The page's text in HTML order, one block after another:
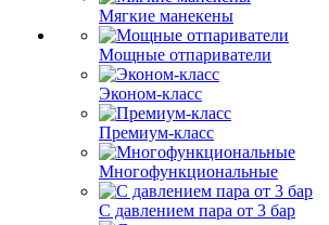
Мягкие манекены
Мощные отпариватели
Эконом-класс
Премиум-класс
Многофункциональные
С давлением пара от 3 бар